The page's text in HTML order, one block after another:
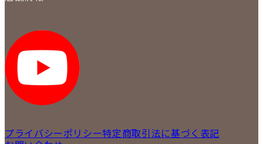
返品について
STAFF BLOG
SNS
LIPS 新宿店
LIPS 札幌パルコ店
LIPS 札幌白石店
LIPS 通信販売事業部
プライバシーポリシー特定商取引法に基づく表記